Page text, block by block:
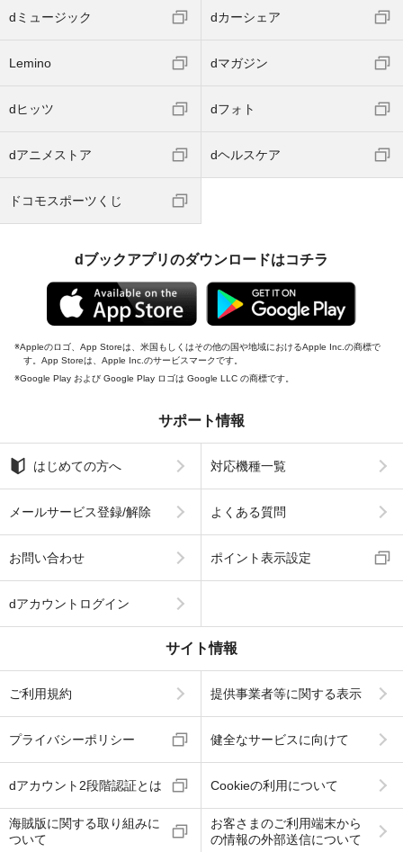
dミュージック dカーシェア
Lemino dマガジン
dヒッツ dフォト
dアニメストア dヘルスケア
ドコモスポーツくじ
dブックアプリのダウンロードはコチラ
Appleのロゴ、App Storeは、米国もしくはその他の国や地域におけるApple Inc.の商標で
す。App Storeは、Apple Inc.のサービスマークです。
Google Play および Google Play ロゴは Google LLC の商標です。
サポート情報
はじめての方へ 対応機種一覧
メールサービス登録/解除 よくある質問
お問い合わせ ポイント表示設定
dアカウントログイン
サイト情報
ご利用規約 提供事業者等に関する表示
プライバシーポリシー 健全なサービスに向けて
dアカウント2段階認証とは Cookieの利用について
海賊版に関する取り組みに
ついて
お客さまのご利用端末から
の情報の外部送信について